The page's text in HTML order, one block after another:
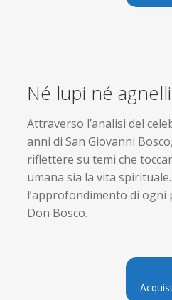
Né lupi né agnelli
Attraverso l’analisi del
anni di San Giovanni
riflettere su temi che
umana sia la vita
l’approfondimento di ogni
Don Bosco.